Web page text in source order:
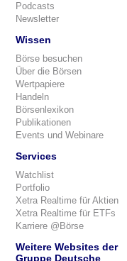
Podcasts
Newsletter
Wissen
Börse besuchen
Über die Börsen
Wertpapiere
Handeln
Börsenlexikon
Publikationen
Events und Webinare
Services
Watchlist
Portfolio
Xetra Realtime für Aktien
Xetra Realtime für ETFs
Karriere @Börse
Weitere Websites der
Gruppe Deutsche